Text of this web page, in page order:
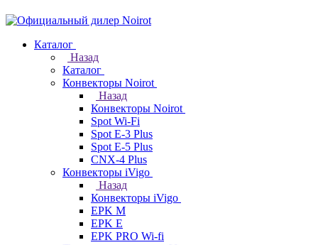
Каталог
Назад
Каталог
Конвекторы Noirot
Назад
Конвекторы Noirot
Spot Wi-Fi
Spot E-3 Plus
Spot E-5 Plus
CNX-4 Plus
Конвекторы iVigo
Назад
Конвекторы iVigo
EPK M
EPK E
EPK PRO Wi-fi